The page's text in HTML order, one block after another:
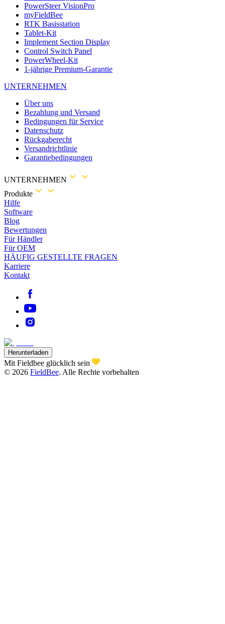
PowerSteer VisionPro
myFieldBee
RTK Basisstation
Tablet-Kit
Implement Section Display
Control Switch Panel
PowerWheel-Kit
1-jährige Premium-Garantie
UNTERNEHMEN
Über uns
Bezahlung und Versand
Bedingungen für Service
Datenschutz
Rückgaberecht
Versandrichtlinie
Garantiebedingungen
UNTERNEHMEN
Produkte
Hilfe
Software
Blog
Bewertungen
Für Händler
Für OEM
HÄUFIG GESTELLTE FRAGEN
Karriere
Kontakt
Herunterladen
Mit Fieldbee glücklich sein
© 2026 FieldBee. Alle Rechte vorbehalten